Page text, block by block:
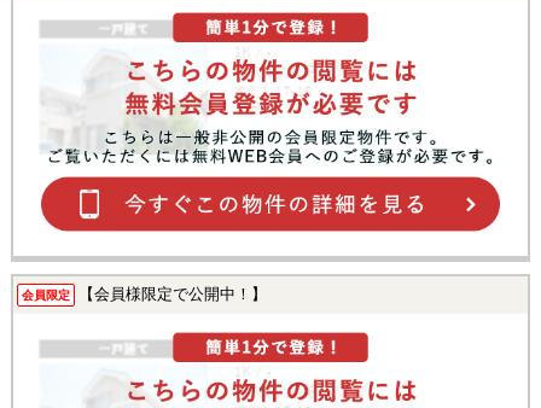
会員限定 【会員様限定で公開中！】